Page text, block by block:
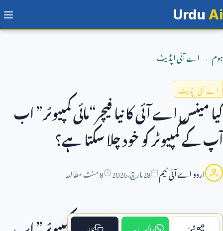
Urdu Ai
ہوم اے آئی اپڈیٹ
اے آئی اپڈیٹ
کیا مینس اے آئی کا نیا فیچر“مائی کمپیوٹر” اب
آپ کے کمپیوٹر کو خود چلا سکتا ہے؟
اردو اے آئی ٹیم 28مارچ،2026 8 منٹ مطالعہ